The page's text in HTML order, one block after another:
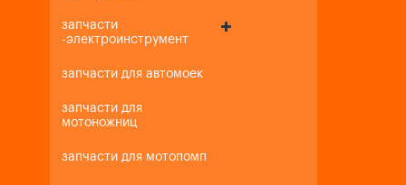
запчасти
-электроинструмент
запчасти для автомоек
запчасти для
мотоножниц
запчасти для мотопомп